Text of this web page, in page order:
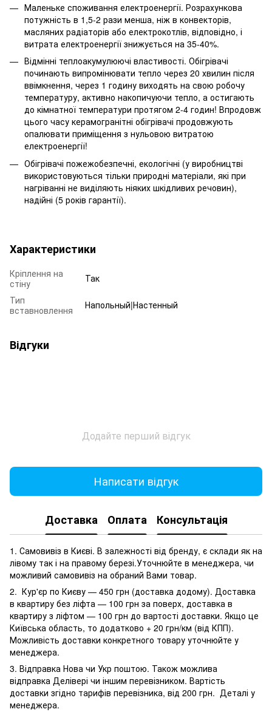
Маленьке споживання електроенергії. Розрахункова
потужність в 1,5-2 рази менша, ніж в конвекторів,
масляних радіаторів або електрокотлів, відповідно, і
витрата електроенергії знижується на 35-40%.
Відмінні теплоакумулюючі властивості. Обігрівачі
починають випромінювати тепло через 20 хвилин після
ввімкнення, через 1 годину виходять на свою робочу
температуру, активно накопичуючи тепло, а остигають
до кімнатної температури протягом 2-4 годин! Впродовж
цього часу керамогранітні обігрівачі продовжують
опалювати приміщення з нульовою витратою
електроенергії!
Обігрівачі пожежобезпечні, екологічні (у виробництві
використовуються тільки природні матеріали, які при
нагріванні не виділяють ніяких шкідливих речовин),
надійні (5 років гарантії).
Характеристики
Кріплення на
стіну
Так
Тип
вставновлення
Напольный|Настенный
Відгуки
Додайте перший відгук
Написати відгук
Доставка Оплата Консультація
1. Самовивіз в Києві. В залежності від бренду, є склади як на
лівому так і на правому березі.Уточнюйте в менеджера, чи
можливий самовивіз на обраний Вами товар.
2. Кур'єр по Києву — 450 грн (доставка додому). Доставка
в квартиру без ліфта — 100 грн за поверх, доставка в
квартиру з ліфтом — 100 грн до вартості доставки. Якщо це
Київська область, то додатково + 20 грн/км (від КПП).
Можливість доставки конкретного товару уточнюйте у
менеджера.
3. Відправка Нова чи Укр поштою. Також можлива
відправка Делівері чи іншим перевізником. Вартість
доставки згідно тарифів перевізника, від 200 грн. Деталі у
менеджера.